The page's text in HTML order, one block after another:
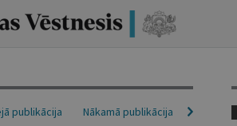
Nākamā publikācija
publikācija